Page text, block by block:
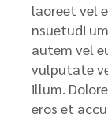
laoreet vel
nsuetudi
autem vel
vulputate
illum.
eros et